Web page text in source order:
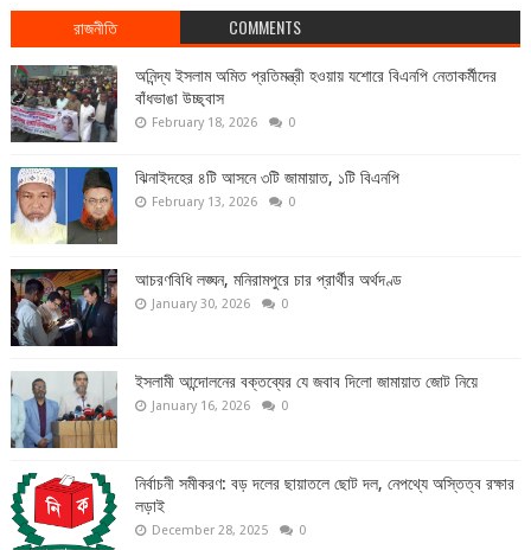
রাজনীতি COMMENTS
অনিন্দ্য ইসলাম অমিত প্রতিমন্ত্রী হওয়ায় যশোরে বিএনপি নেতাকর্মীদের
বাঁধভাঙা উচ্ছ্বাস
February 18, 2026 0
ঝিনাইদহের ৪টি আসনে ৩টি জামায়াত, ১টি বিএনপি
February 13, 2026 0
আচরণবিধি লঙ্ঘন, মনিরামপুরে চার প্রার্থীর অর্থদণ্ড
January 30, 2026 0
ইসলামী আন্দোলনের বক্তব্যের যে জবাব দিলো জামায়াত জোট নিয়ে
January 16, 2026 0
নির্বাচনী সমীকরণ: বড় দলের ছায়াতলে ছোট দল, নেপথ্যে অস্তিত্ব রক্ষার
লড়াই
December 28, 2025 0